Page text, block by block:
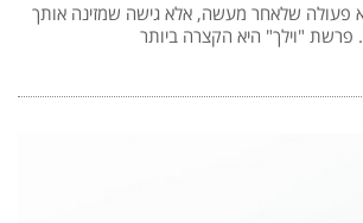
פעולה שלאחר מעשה, אלא גישה שמזינה אותך
פרשת "וילך" היא הקצרה ביותר